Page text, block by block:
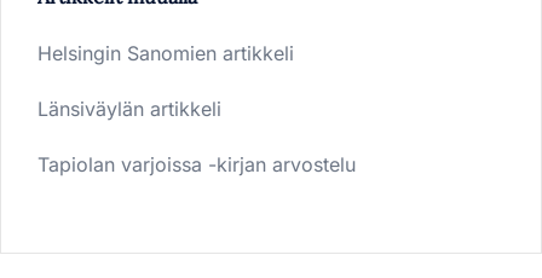
Helsingin Sanomien artikkeli
Länsiväylän artikkeli
Tapiolan varjoissa -kirjan arvostelu